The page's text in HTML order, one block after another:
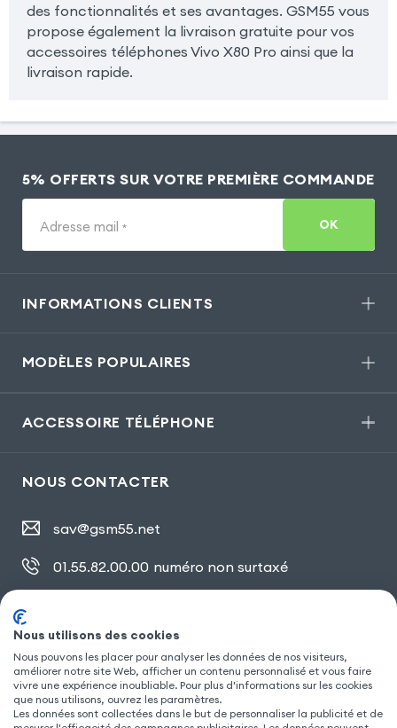
des fonctionnalités et ses avantages. GSM55 vous
propose également la livraison gratuite pour vos
accessoires téléphones Vivo X80 Pro ainsi que la
livraison rapide.
5% OFFERTS SUR VOTRE PREMIÈRE COMMANDE
Adresse mail * OK
INFORMATIONS CLIENTS
MODÈLES POPULAIRES
ACCESSOIRE TÉLÉPHONE
NOUS CONTACTER
sav@gsm55.net
01.55.82.00.00 numéro non surtaxé
SUIVEZ NOUS
Nous utilisons des cookies
Nous pouvons les placer pour analyser les données de nos visiteurs,
améliorer notre site Web, afficher un contenu personnalisé et vous faire
vivre une expérience inoubliable. Pour plus d'informations sur les cookies
que nous utilisons, ouvrez les paramètres.
Les données sont collectées dans le but de personnaliser la publicité et de